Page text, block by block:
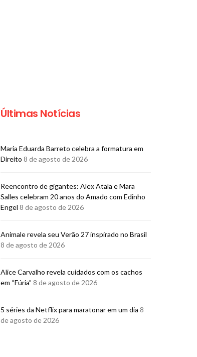
Últimas Notícias
Maria Eduarda Barreto celebra a formatura em
Direito 8 de agosto de 2026
Reencontro de gigantes: Alex Atala e Mara
Salles celebram 20 anos do Amado com Edinho
Engel 8 de agosto de 2026
Animale revela seu Verão 27 inspirado no Brasil
8 de agosto de 2026
Alice Carvalho revela cuidados com os cachos
em “Fúria” 8 de agosto de 2026
5 séries da Netflix para maratonar em um dia 8
de agosto de 2026